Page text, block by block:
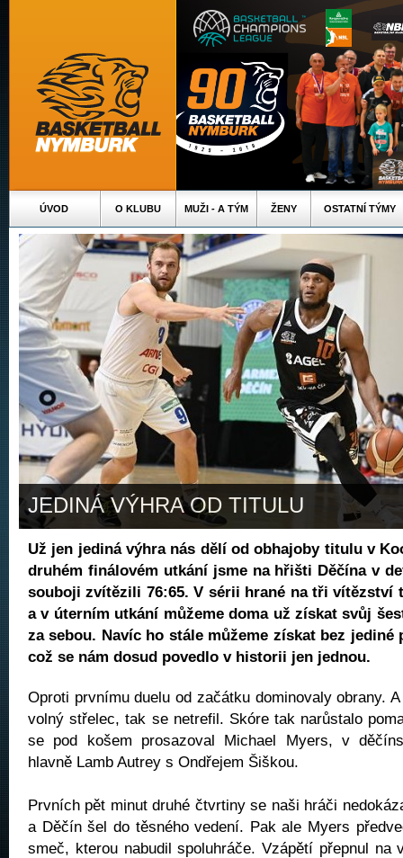
ÚVOD O KLUBU MUŽI - A TÝM ŽENY OSTATNÍ TÝMY
JEDINÁ VÝHRA OD TITULU
Už jen jediná výhra nás dělí od obhajoby titulu v
druhém finálovém utkání jsme na hřišti Děčína v
souboji zvítězili 76:65. V sérii hrané na tři vítězství
a v úterním utkání můžeme doma už získat svůj
za sebou. Navíc ho stále můžeme získat bez jediné
což se nám dosud povedlo v historii jen jednou.
Oproti prvnímu duelu od začátku dominovaly obrany.
volný střelec, tak se netrefil. Skóre tak narůstalo
se pod košem prosazoval Michael Myers, v
hlavně Lamb Autrey s Ondřejem Šiškou.
Prvních pět minut druhé čtvrtiny se naši hráči
a Děčín šel do těsného vedení. Pak ale Myers
smeč, kterou nabudil spoluhráče. Vzápětí přepnul na